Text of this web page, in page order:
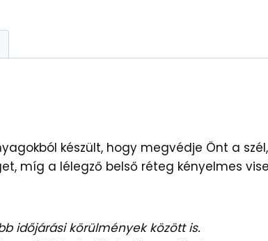
készült, hogy megvédje Önt a
míg a lélegző belső réteg kényelmes
időjárási körülmények között is.